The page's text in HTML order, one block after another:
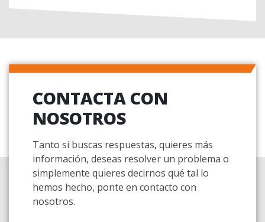
CONTACTA CON
NOSOTROS
Tanto si buscas respuestas, quieres más
información, deseas resolver un problema o
simplemente quieres decirnos qué tal lo
hemos hecho, ponte en contacto con
nosotros.